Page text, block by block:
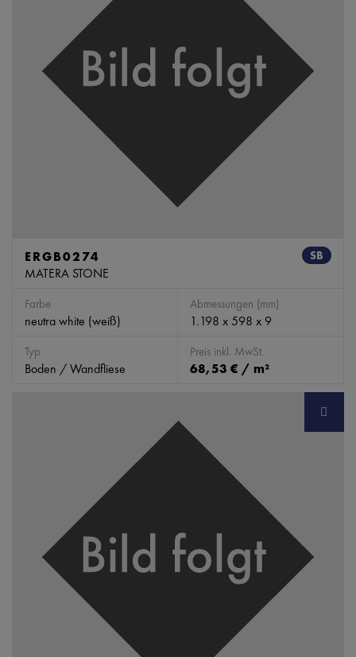
SB
ERGB0274
MATERA STONE
Farbe
neutra white (weiß)
Abmessungen (mm)
1.198 x 598 x 9
Typ
Boden / Wandfliese
Preis inkl. MwSt.
68,53 € / m²